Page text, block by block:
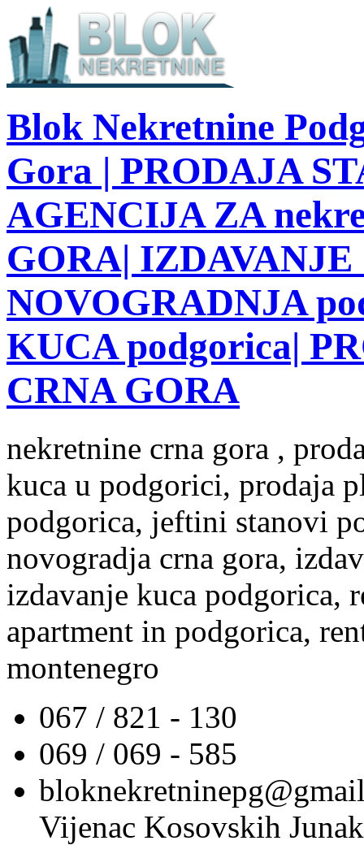
Blok Nekretnine
Gora | PRODAJA
AGENCIJA ZA
GORA| IZDAVANJE
NOVOGRADNJA
KUCA podgorica|
CRNA GORA
nekretnine crna gora ,
kuca u podgorici, prodaja
podgorica, jeftini stanovi
novogradja crna gora,
izdavanje kuca podgorica,
apartment in podgorica,
montenegro
067 / 821 - 130
069 / 069 - 585
Vijenac Kosovskih